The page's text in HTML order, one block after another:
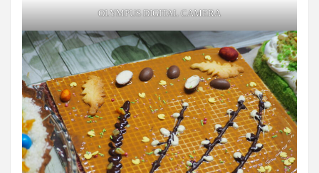
OLYMPUS DIGITAL CAMERA